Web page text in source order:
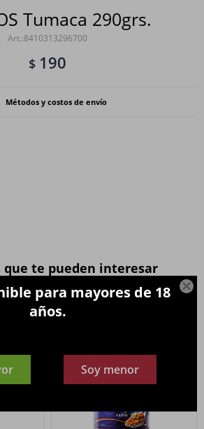

para mayores de 18
años.
Soy menor
Tumaca 290grs.
8410313296700
$ 190
Métodos y costos de envío
que te pueden interesar